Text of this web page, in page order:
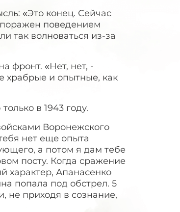
«Это конец. Сейчас
поведением
так волноваться из-за
фронт. «Нет, нет, -
храбрые и опытные, как
в 1943 году.
Воронежского
нет еще опыта
а потом я дам тебе
посту. Когда сражение
характер, Апанасенко
попала под обстрел. 5
не приходя в сознание,